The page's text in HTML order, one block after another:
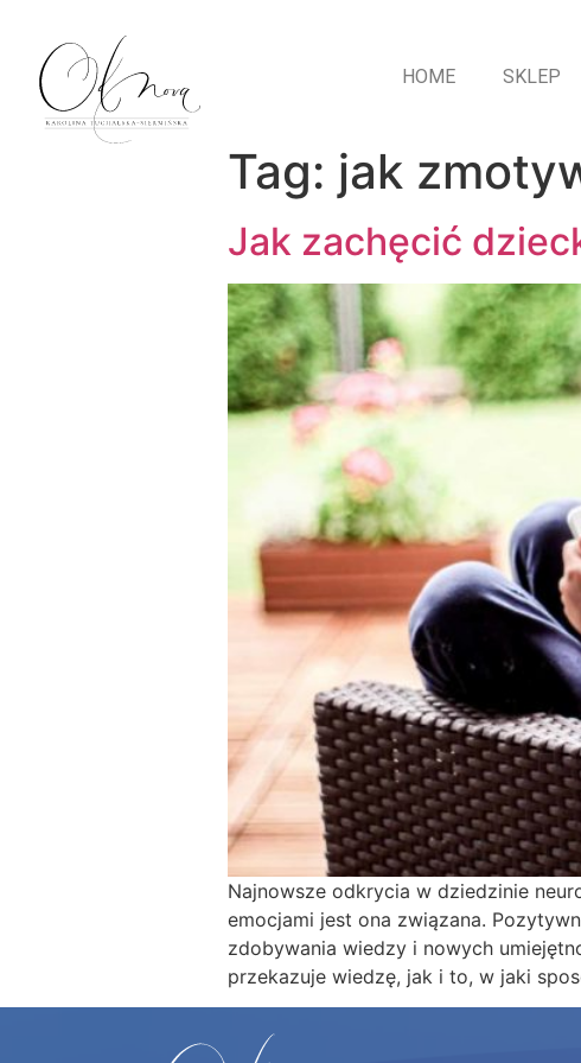
HOME SKLEP
Tag: jak
Jak zachęcić
Najnowsze odkrycia w dziedzinie
emocjami jest ona związana.
zdobywania wiedzy i nowych
przekazuje wiedzę, jak i to, w jaki